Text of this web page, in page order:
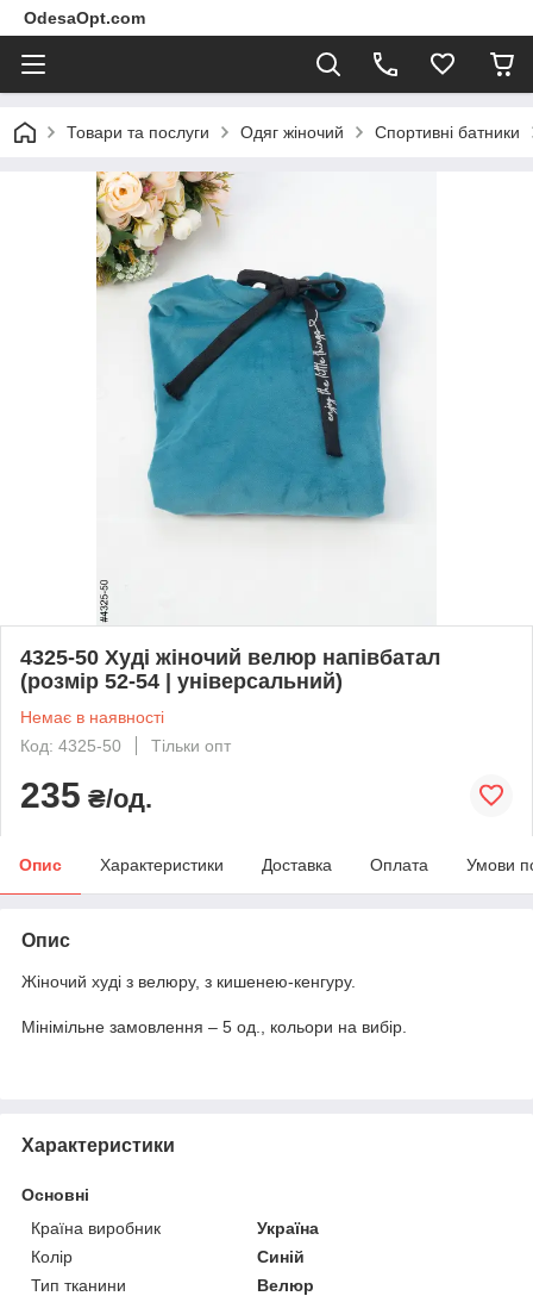
OdesaOpt.com
Товари та послуги Одяг жіночий Спортивні батники
4325-50 Худі жіночий велюр напівбатал
(розмір 52-54 | універсальний)
Немає в наявності
Код: 4325-50
Тільки опт
235 ₴/од.
Опис Характеристики Доставка Оплата Умови
Опис
Жіночий худі з велюру, з кишенею-кенгуру.
Мінімільне замовлення – 5 од., кольори на вибір.
Характеристики
Основні
Країна виробник
Україна
Колір
Синій
Тип тканини
Велюр